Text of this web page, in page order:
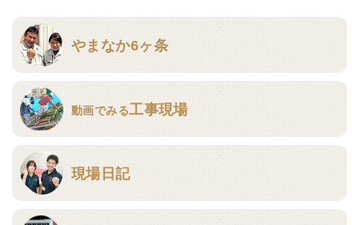
やまなか6ヶ条
動画でみる工事現場
現場日記